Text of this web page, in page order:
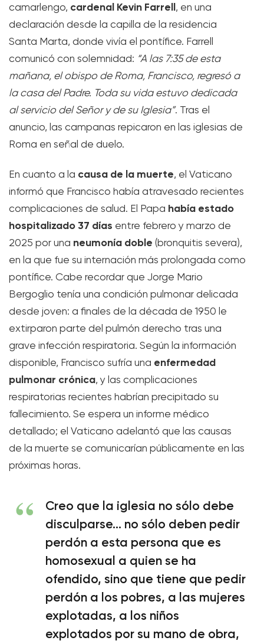
camarlengo, cardenal Kevin Farrell, en una
declaración desde la capilla de la residencia
Santa Marta, donde vivía el pontífice. Farrell
comunicó con solemnidad: “A las 7:35 de esta
mañana, el obispo de Roma, Francisco, regresó a
la casa del Padre. Toda su vida estuvo dedicada
al servicio del Señor y de su Iglesia”. Tras el
anuncio, las campanas repicaron en las iglesias de
Roma en señal de duelo.
En cuanto a la causa de la muerte, el Vaticano
informó que Francisco había atravesado recientes
complicaciones de salud. El Papa había estado
hospitalizado 37 días entre febrero y marzo de
2025 por una neumonía doble (bronquitis severa),
en la que fue su internación más prolongada como
pontífice. Cabe recordar que Jorge Mario
Bergoglio tenía una condición pulmonar delicada
desde joven: a finales de la década de 1950 le
extirparon parte del pulmón derecho tras una
grave infección respiratoria. Según la información
disponible, Francisco sufría una enfermedad
pulmonar crónica, y las complicaciones
respiratorias recientes habrían precipitado su
fallecimiento. Se espera un informe médico
detallado; el Vaticano adelantó que las causas
de la muerte se comunicarían públicamente en las
próximas horas.
Creo que la iglesia no sólo debe
disculparse… no sólo deben pedir
perdón a esta persona que es
homosexual a quien se ha
ofendido, sino que tiene que pedir
perdón a los pobres, a las mujeres
explotadas, a los niños
explotados por su mano de obra,